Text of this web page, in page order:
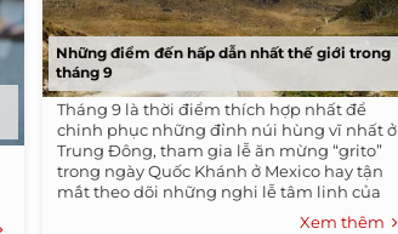
Những điểm đến hấp dẫn nhất thế giới trong
tháng 9
Tháng 9 là thời điểm thích hợp nhất để
chinh phục những đỉnh núi hùng vĩ nhất ở
Trung Đông, tham gia lễ ăn mừng “grito”
trong ngày Quốc Khánh ở Mexico hay tận
mắt theo dõi những nghi lễ tâm linh của
Xem thêm